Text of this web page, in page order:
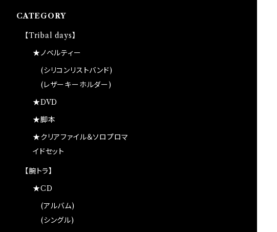
CATEGORY
【Tribal days】
★ノベルティー
(シリコンリストバンド)
(レザーキーホルダー)
★DVD
★脚本
★クリアファイル＆ソロプロマ
イドセット
【腕トラ】
★CD
(アルバム)
(シングル)